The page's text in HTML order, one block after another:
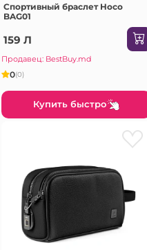
Спортивный браслет Hoco
BAG01
159 Л
Продавец: BestBuy.md
0(0)
Купить быстро